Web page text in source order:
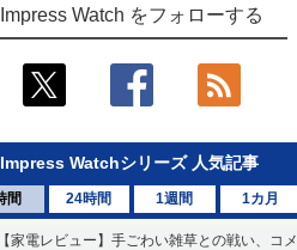
Impress Watch をフォローする
Impress Watchシリーズ 人気記事
間 24時間 1週間 1カ月
家電レビュー】手ごわい雑草との戦い、コメ